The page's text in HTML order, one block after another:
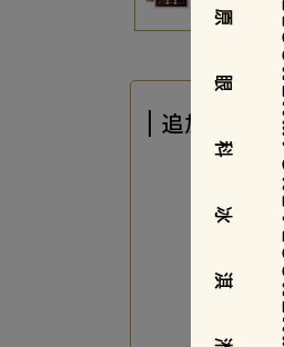
追加注文価